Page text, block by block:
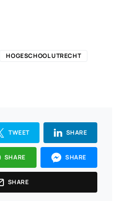
HOGESCHOOL UTRECHT
TWEET SHARE
SHARE SHARE
SHARE